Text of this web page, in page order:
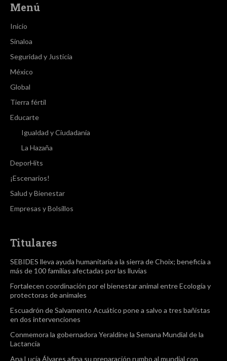
Menú
Inicio
Sinaloa
Seguridad y Justicia
México
Global
Tierra fértil
Educarte
Igualdad y Ciudadanía
La Hazaña
DeporHits
¡Escenarios!
Salud y Bienestar
Empresas y Bolsillos
Titulares
SEBIDES lleva ayuda humanitaria a la sierra de Choix; beneficia a
más de 100 familias afectadas por las lluvias
Fortalecen coordinación por el bienestar animal entre Ecología y
protectoras de animales
Escuadrón de Salvamento Acuático pone a salvo a tres bañistas
en dos intervenciones
Conmemora la gobernadora Yeraldine la Semana Mundial de la
Lactancia
Ana Lucía Álvares afina su preparación rumbo al mundial con